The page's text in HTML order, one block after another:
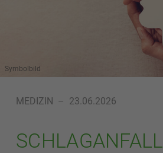
Symbolbild
MEDIZIN – 23.06.2026
SCHLAGANFALL